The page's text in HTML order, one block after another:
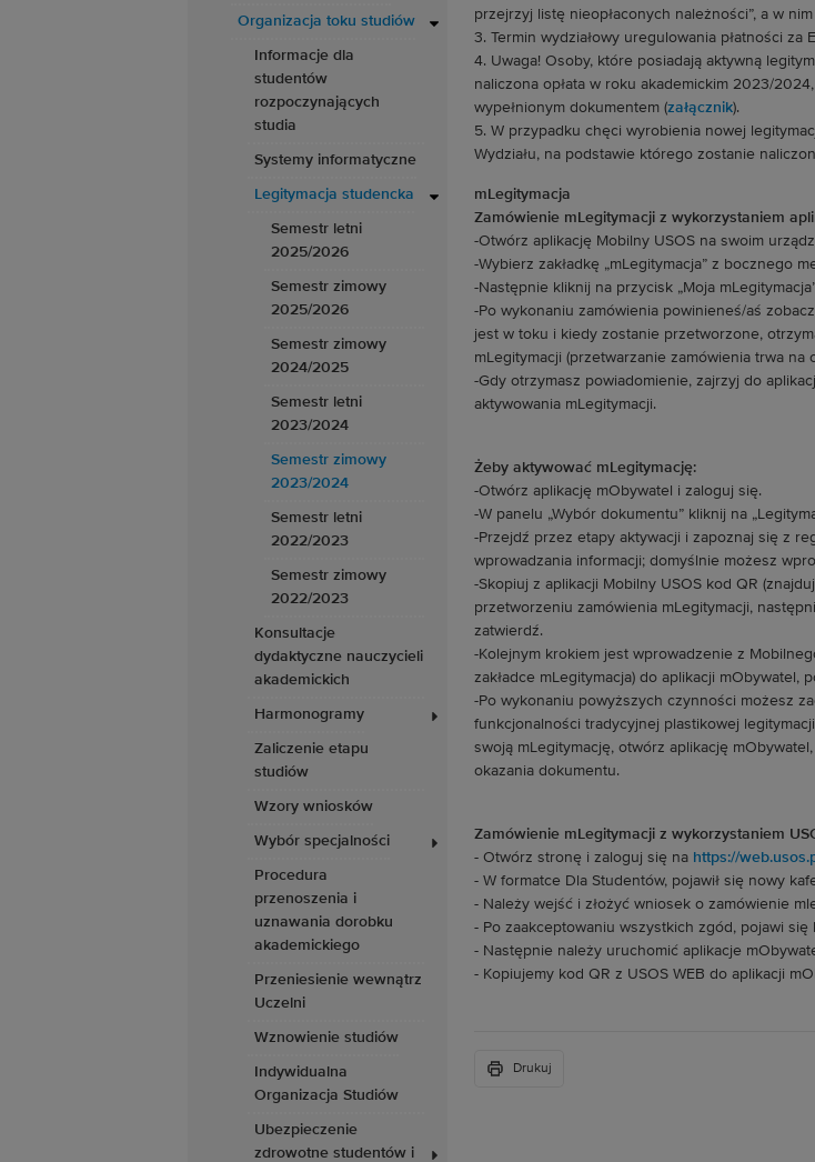
Organizacja toku studiów
Informacje dla
studentów
rozpoczynających
studia
Systemy informatyczne
Legitymacja studencka
Semestr letni
2025/2026
Semestr zimowy
2025/2026
Semestr zimowy
2024/2025
Semestr letni
2023/2024
Semestr zimowy
2023/2024
Semestr letni
2022/2023
Semestr zimowy
2022/2023
Konsultacje
dydaktyczne nauczycieli
akademickich
Harmonogramy
Zaliczenie etapu
studiów
Wzory wniosków
Wybór specjalności
Procedura
przenoszenia i
uznawania dorobku
akademickiego
Przeniesienie wewnątrz
Uczelni
Wznowienie studiów
Indywidualna
Organizacja Studiów
Ubezpieczenie
zdrowotne studentów i
przejrzyj listę nieopłaconych należności”, a w
3. Termin wydziałowy uregulowania płatności za
4. Uwaga! Osoby, które posiadają aktywną
naliczona opłata w roku akademickim 2023/
wypełnionym dokumentem (załącznik).
5. W przypadku chęci wyrobienia nowej
Wydziału, na podstawie którego zostanie
mLegitymacja
Zamówienie mLegitymacji z wykorzystaniem
-Otwórz aplikację Mobilny USOS na swoim
-Wybierz zakładkę „mLegitymacja” z bocznego
-Następnie kliknij na przycisk „Moja
-Po wykonaniu zamówienia powinieneś/aś
jest w toku i kiedy zostanie przetworzone,
mLegitymacji (przetwarzanie zamówienia trwa na
-Gdy otrzymasz powiadomienie, zajrzyj do
aktywowania mLegitymacji.
Żeby aktywować mLegitymację:
-Otwórz aplikację mObywatel i zaloguj się.
-W panelu „Wybór dokumentu” kliknij na
-Przejdź przez etapy aktywacji i zapoznaj się z
wprowadzania informacji; domyślnie możesz
-Skopiuj z aplikacji Mobilny USOS kod QR
przetworzeniu zamówienia mLegitymacji,
zatwierdź.
-Kolejnym krokiem jest wprowadzenie z
zakładce mLegitymacja) do aplikacji mObywatel,
-Po wykonaniu powyższych czynności możesz
funkcjonalności tradycyjnej plastikowej
swoją mLegitymację, otwórz aplikację
okazania dokumentu.
Zamówienie mLegitymacji z wykorzystaniem
- Otwórz stronę i zaloguj się na https://
- W formatce Dla Studentów, pojawił się nowy
- Należy wejść i złożyć wniosek o zamówienie
- Po zaakceptowaniu wszystkich zgód, pojawi
- Następnie należy uruchomić aplikacje
- Kopiujemy kod QR z USOS WEB do aplikacji
Drukuj